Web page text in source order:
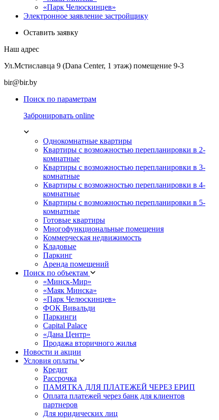
«Парк Челюскинцев»
Электронное заявление застройщику
Оставить заявку
Наш адрес
Ул.Мстиславца 9 (Dana Center, 1 этаж) помещение 9-3
bir@bir.by
Поиск по параметрам
Забронировать online
Однокомнатные квартиры
Квартиры с возможностью перепланировки в 2-
комнатные
Квартиры с возможностью перепланировки в 3-
комнатные
Квартиры с возможностью перепланировки в 4-
комнатные
Квартиры с возможностью перепланировки в 5-
комнатные
Готовые квартиры
Многофункциональные помещения
Коммерческая недвижимость
Кладовые
Паркинг
Аренда помещений
Поиск по объектам
«Минск-Мир»
«Маяк Минска»
«Парк Челюскинцев»
ФОК Вивальди
Паркинги
Capital Palace
«Дана Центр»
Продажа вторичного жилья
Новости и акции
Условия оплаты
Кредит
Рассрочка
ПАМЯТКА ДЛЯ ПЛАТЕЖЕЙ ЧЕРЕЗ ЕРИП
Оплата платежей через банк для клиентов
партнеров
Для юридических лиц